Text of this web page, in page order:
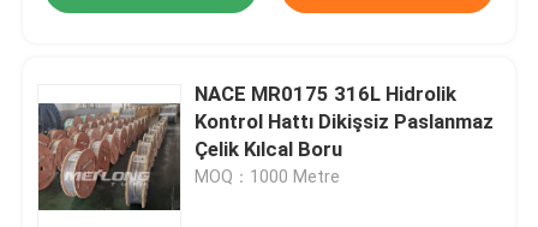
NACE MR0175 316L Hidrolik
Kontrol Hattı Dikişsiz Paslanmaz
Çelik Kılcal Boru
MOQ：1000 Metre